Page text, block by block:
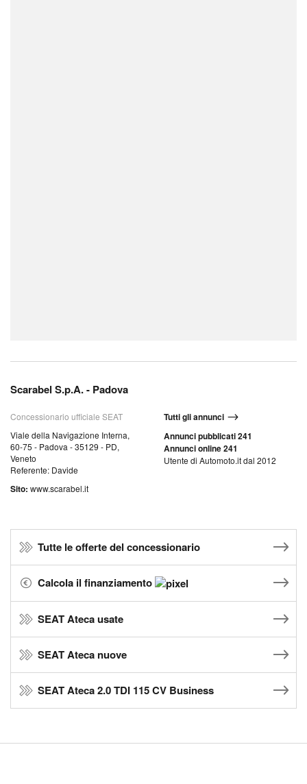
Scarabel S.p.A. - Padova
Concessionario ufficiale SEAT
Viale della Navigazione Interna,
60-75 - Padova - 35129 - PD,
Veneto
Referente: Davide
Sito: www.scarabel.it
Tutti gli annunci
Annunci pubblicati 241
Annunci online 241
Utente di Automoto.it dal 2012
Tutte le offerte del concessionario
Calcola il finanziamento
SEAT Ateca usate
SEAT Ateca nuove
SEAT Ateca 2.0 TDI 115 CV Business